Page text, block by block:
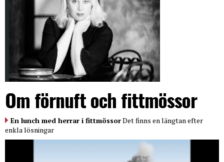
Om förnuft och fittmössor
En lunch med herrar i fittmössorDet finns en längtan efter
enkla lösningar